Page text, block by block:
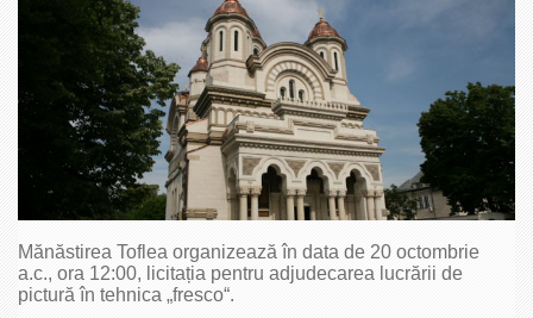
Mănăstirea Toflea organizează în data de 20 octombrie
a.c., ora 12:00, licitația pentru adjudecarea lucrării de
pictură în tehnica „fresco“.